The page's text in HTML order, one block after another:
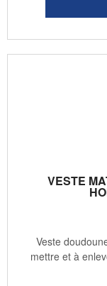
VESTE
Veste
mettre et à